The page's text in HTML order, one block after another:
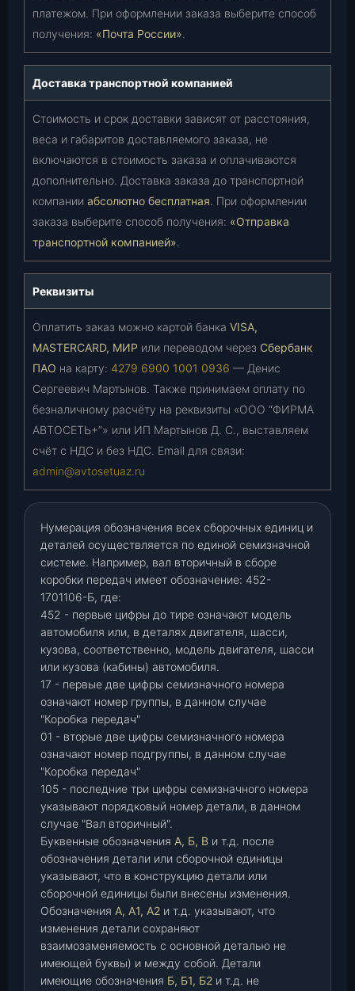
платежом. При оформлении заказа выберите способ
получения: «Почта России».
Доставка транспортной компанией
Стоимость и срок доставки зависят от расстояния,
веса и габаритов доставляемого заказа, не
включаются в стоимость заказа и оплачиваются
дополнительно. Доставка заказа до транспортной
компании абсолютно бесплатная. При оформлении
заказа выберите способ получения: «Отправка
транспортной компанией».
Реквизиты
Оплатить заказ можно картой банка VISA,
MASTERCARD, МИР или переводом через Сбербанк
ПАО на карту: 4279 6900 1001 0936 — Денис
Сергеевич Мартынов. Также принимаем оплату по
безналичному расчёту на реквизиты «ООО “ФИРМА
АВТОСЕТЬ+”» или ИП Мартынов Д. С., выставляем
счёт с НДС и без НДС. Email для связи:
admin@avtosetuaz.ru
Нумерация обозначения всех сборочных единиц и
деталей осуществляется по единой семизначной
системе. Например, вал вторичный в сборе
коробки передач имеет обозначение: 452-
1701106-Б, где:
452 - первые цифры до тире означают модель
автомобиля или, в деталях двигателя, шасси,
кузова, соответственно, модель двигателя, шасси
или кузова (кабины) автомобиля.
17 - первые две цифры семизначного номера
означают номер группы, в данном случае
"Коробка передач"
01 - вторые две цифры семизначного номера
означают номер подгруппы, в данном случае
"Коробка передач"
105 - последние три цифры семизначного номера
указывают порядковый номер детали, в данном
случае "Вал вторичный".
Буквенные обозначения А, Б, В и т.д. после
обозначения детали или сборочной единицы
указывают, что в конструкцию детали или
сборочной единицы были внесены изменения.
Обозначения А, А1, А2 и т.д. указывают, что
изменения детали сохраняют
взаимозаменяемость с основной деталью не
имеющей буквы) и между собой. Детали
имеющие обозначения Б, Б1, Б2 и т.д. не